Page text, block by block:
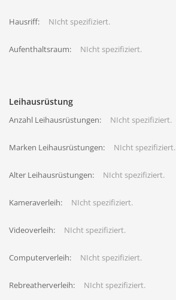
Hausriff: NIcht spezifiziert.
Aufenthaltsraum: NIcht spezifiziert.
Leihausrüstung
Anzahl Leihausrüstungen: NIcht spezifiziert.
Marken Leihausrüstungen: NIcht spezifiziert.
Alter Leihausrüstungen: NIcht spezifiziert.
Kameraverleih: NIcht spezifiziert.
Videoverleih: NIcht spezifiziert.
Computerverleih: NIcht spezifiziert.
Rebreatherverleih: NIcht spezifiziert.